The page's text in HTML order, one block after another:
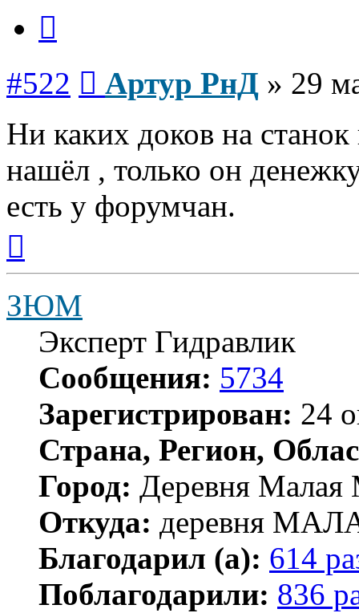
#522 Артур РнД » 29
Ни каких доков на
нашёл , только он
есть у форумчан.
началу
ЗЮМ
Эксперт Гидравлик
Сообщения: 5734
Зарегистрирован: 24
Страна, Регион,
Город: Деревня Малая
Откуда: деревня
Благодарил (а): 614
Поблагодарили: 836